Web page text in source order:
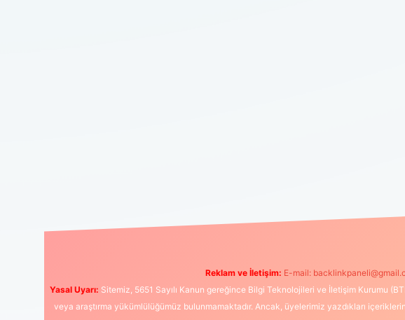
Reklam ve İletişim: E-mail:
Yasal Uyarı: Sitemiz, 5651 Sayılı Kanun gereğince Bilgi Teknolojileri ve İletişim Kurumu
veya araştırma yükümlülüğümüz bulunmamaktadır. Ancak, üyelerimiz yazdıkları